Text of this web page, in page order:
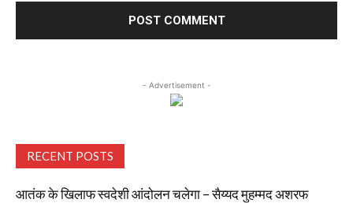
- Advertisement -
RECENT POSTS
आतंक के खिलाफ स्वदेशी आंदोलन चलेगा – सैय्यद मुहम्मद अशरफ